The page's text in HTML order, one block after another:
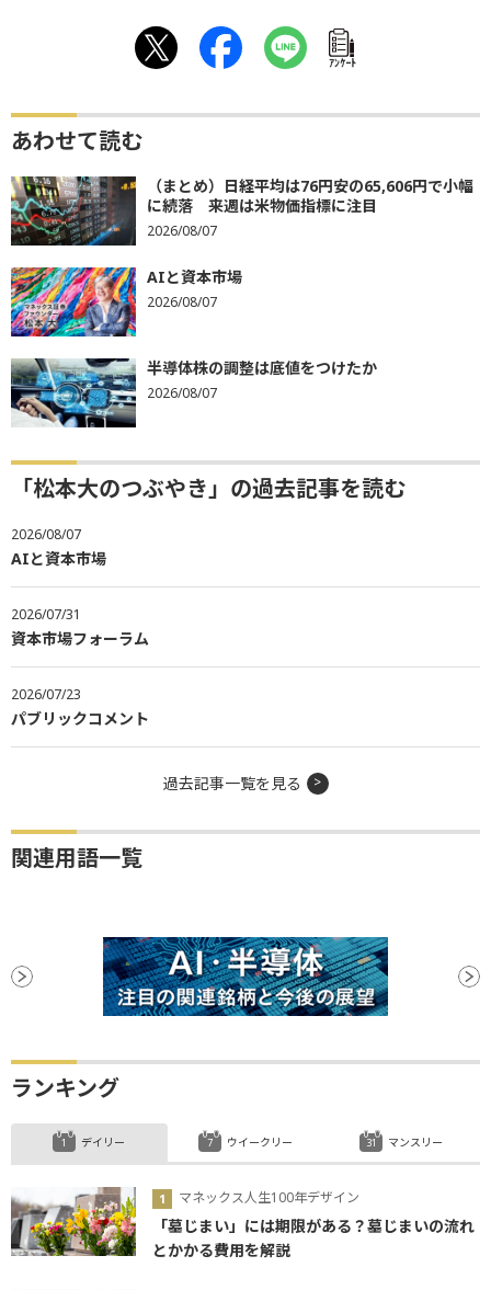
ｱﾝｹｰﾄ
あわせて読む
（まとめ）日経平均は76円安の65,606円で小幅
に続落 来週は米物価指標に注目
2026/08/07
AIと資本市場
2026/08/07
半導体株の調整は底値をつけたか
2026/08/07
「松本大のつぶやき」の過去記事を読む
2026/08/07
AIと資本市場
2026/07/31
資本市場フォーラム
2026/07/23
パブリックコメント
過去記事一覧を見る
関連用語一覧
ランキング
デイリー
マネックス人生100年デザイン
「墓じまい」には期限がある？墓じまいの流れ
とかかる費用を解説
ウイークリー マンスリー